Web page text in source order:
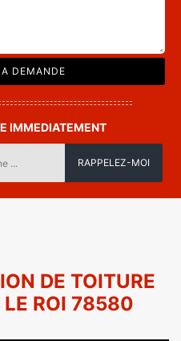
IMMEDIATEMENT
DE TOITURE
LE ROI 78580